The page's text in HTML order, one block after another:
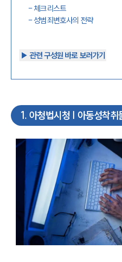
- 체크리스트
- 성범죄변호사의 전략
▶︎ 관련 구성원 바로 보러가기
1. 아청법시청 | 아동성착취